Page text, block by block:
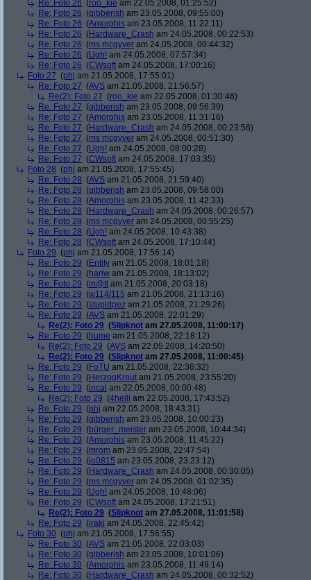
Re: Foto 26 (roo_kie am 22.05.2008, 01:25:52)
Re: Foto 26 (gibberish am 23.05.2008, 09:55:00)
Re: Foto 26 (Amorphis am 23.05.2008, 11:22:11)
Re: Foto 26 (Hardware_Crash am 24.05.2008, 00:22:53)
Re: Foto 26 (ms mcgyver am 24.05.2008, 00:44:32)
Re: Foto 26 (Ugh! am 24.05.2008, 07:57:34)
Re: Foto 26 (CWsoft am 24.05.2008, 17:00:16)
Foto 27 (phj am 21.05.2008, 17:55:01)
Re: Foto 27 (AVS am 21.05.2008, 21:56:57)
Re(2): Foto 27 (roo_kie am 22.05.2008, 01:30:46)
Re: Foto 27 (gibberish am 23.05.2008, 09:56:39)
Re: Foto 27 (Amorphis am 23.05.2008, 11:31:16)
Re: Foto 27 (Hardware_Crash am 24.05.2008, 00:23:56)
Re: Foto 27 (ms mcgyver am 24.05.2008, 00:51:30)
Re: Foto 27 (Ugh! am 24.05.2008, 08:00:28)
Re: Foto 27 (CWsoft am 24.05.2008, 17:03:35)
Foto 28 (phj am 21.05.2008, 17:55:45)
Re: Foto 28 (AVS am 21.05.2008, 21:59:40)
Re: Foto 28 (gibberish am 23.05.2008, 09:58:00)
Re: Foto 28 (Amorphis am 23.05.2008, 11:42:33)
Re: Foto 28 (Hardware_Crash am 24.05.2008, 00:26:57)
Re: Foto 28 (ms mcgyver am 24.05.2008, 00:55:25)
Re: Foto 28 (Ugh! am 24.05.2008, 10:43:38)
Re: Foto 28 (CWsoft am 24.05.2008, 17:10:44)
Foto 29 (phj am 21.05.2008, 17:56:14)
Re: Foto 29 (Entity am 21.05.2008, 18:01:18)
Re: Foto 29 (hariw am 21.05.2008, 18:13:02)
Re: Foto 29 (m@tt am 21.05.2008, 20:03:18)
Re: Foto 29 (w114/115 am 21.05.2008, 21:13:16)
Re: Foto 29 (stupidpez am 21.05.2008, 21:29:26)
Re: Foto 29 (AVS am 21.05.2008, 22:01:29)
Re(2): Foto 29 (Slipknot am 27.05.2008, 11:00:17)
Re: Foto 29 (hume am 21.05.2008, 22:18:12)
Re(2): Foto 29 (AVS am 22.05.2008, 14:20:50)
Re(2): Foto 29 (Slipknot am 27.05.2008, 11:00:45)
Re: Foto 29 (FoTU am 21.05.2008, 22:36:32)
Re: Foto 29 (HerzogKraut am 21.05.2008, 23:55:20)
Re: Foto 29 (incal am 22.05.2008, 00:00:48)
Re(2): Foto 29 (4helli am 22.05.2008, 17:43:52)
Re: Foto 29 (phj am 22.05.2008, 18:43:31)
Re: Foto 29 (gibberish am 23.05.2008, 10:00:23)
Re: Foto 29 (bürger_meister am 23.05.2008, 10:44:34)
Re: Foto 29 (Amorphis am 23.05.2008, 11:45:22)
Re: Foto 29 (mrom am 23.05.2008, 22:47:54)
Re: Foto 29 (jo0815 am 23.05.2008, 23:23:12)
Re: Foto 29 (Hardware_Crash am 24.05.2008, 00:30:05)
Re: Foto 29 (ms mcgyver am 24.05.2008, 01:02:35)
Re: Foto 29 (Ugh! am 24.05.2008, 10:48:06)
Re: Foto 29 (CWsoft am 24.05.2008, 17:21:51)
Re(2): Foto 29 (Slipknot am 27.05.2008, 11:01:58)
Re: Foto 29 (iraki am 24.05.2008, 22:45:42)
Foto 30 (phj am 21.05.2008, 17:56:55)
Re: Foto 30 (AVS am 21.05.2008, 22:03:03)
Re: Foto 30 (gibberish am 23.05.2008, 10:01:06)
Re: Foto 30 (Amorphis am 23.05.2008, 11:49:14)
Re: Foto 30 (Hardware_Crash am 24.05.2008, 00:32:52)